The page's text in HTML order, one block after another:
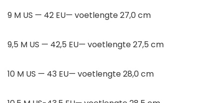
9 M US — 42 EU— voetlengte 27,0 cm
9,5 M US — 42,5 EU— voetlengte 27,5 cm
10 M US — 43 EU— voetlengte 28,0 cm